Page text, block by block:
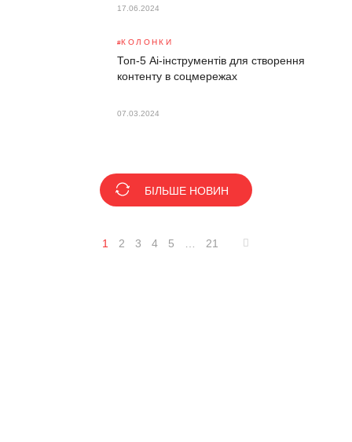
17.06.2024
КОЛОНКИ
Топ-5 Аі-інструментів для створення
контенту в соцмережах
07.03.2024
БІЛЬШЕ НОВИН
1 2 3 4 5 21